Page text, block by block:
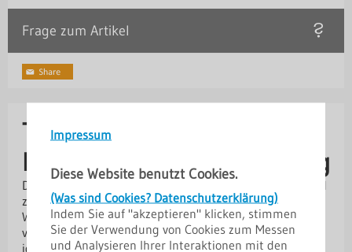
Impressum
Diese Website benutzt Cookies.
(Was sind Cookies? Datenschutzerklärung)
Indem Sie auf "akzeptieren" klicken, stimmen
Sie der Verwendung von Cookies zum Messen
und Analysieren Ihrer Interaktionen mit den
Frage zum Artikel
Trapezprofil T20 M ALU –
leicht & korrosionsbeständig
Das Trapezprofil T20 M in Aluminium ist eine leichte und
zugleich korrosionsbeständige Lösung für Dach- und
Wandkonstruktionen. Mit 0,7 mm Materialstärke und
verschiedenen Beschichtungsoptionen eignet es sich
ideal für langlebige Bauprojekte.